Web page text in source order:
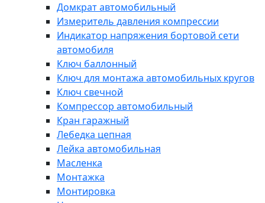
Домкрат автомобильный
Измеритель давления компрессии
Индикатор напряжения бортовой сети
автомобиля
Ключ баллонный
Ключ для монтажа автомобильных кругов
Ключ свечной
Компрессор автомобильный
Кран гаражный
Лебедка цепная
Лейка автомобильная
Масленка
Монтажка
Монтировка